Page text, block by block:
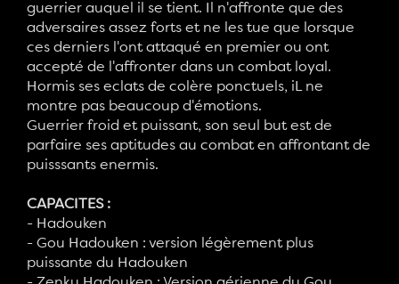
guerrier auquel il se tient. Il n'affronte que des
adversaires assez forts et ne les tue que lorsque
ces derniers l'ont attaqué en premier ou ont
accepté de l'affronter dans un combat loyal.
Hormis ses eclats de colère ponctuels, iL ne
montre pas beaucoup d'émotions.
Guerrier froid et puissant, son seul but est de
parfaire ses aptitudes au combat en affrontant de
puisssants enermis.
CAPACITES :
- Hadouken
- Gou Hadouken : version légèrement plus
puissante du Hadouken